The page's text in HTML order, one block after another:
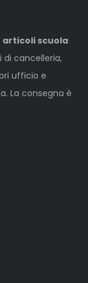
articoli scuola
di cancelleria,
ufficio e
La consegna è